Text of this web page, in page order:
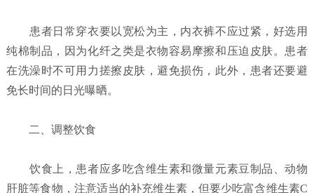
患者日常穿衣要以宽松为主，内衣裤不应过紧，好选用
纯棉制品，因为化纤之类是衣物容易摩擦和压迫皮肤。患者
在洗澡时不可用力搓擦皮肤，避免损伤，此外，患者还要避
免长时间的日光曝晒。
二、调整饮食
饮食上，患者应多吃含维生素和微量元素豆制品、动物
肝脏等食物，注意适当的补充维生素，但要少吃富含维生素C